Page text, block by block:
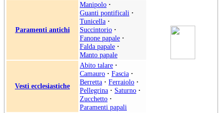
Paramenti antichi
Manipolo ·
Guanti pontificali ·
Tunicella ·
Succintorio ·
Fanone papale ·
Falda papale ·
Manto papale
Vesti ecclesiastiche
Abito talare ·
Camauro · Fascia ·
Berretta · Ferraiolo ·
Pellegrina · Saturno ·
Zucchetto ·
Paramenti papali